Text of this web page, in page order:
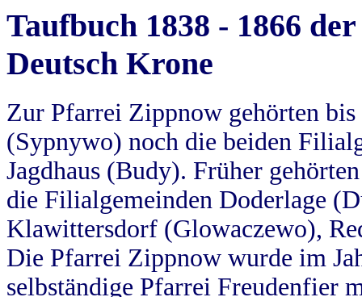
Taufbuch 1838 - 1866
Deutsch Krone
Zur Pfarrei Zippnow gehörten
(Sypnywo) noch die beiden
Jagdhaus (Budy). Früher
die Filialgemeinden Doderlage
Klawittersdorf (Glowaczewo),
Die Pfarrei Zippnow wurde im
selbständige Pfarrei Freudenfier